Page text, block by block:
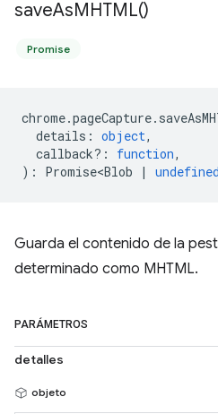
saveAsMHTML()
Promise
chrome.pageCapture.
details : object,
callback? : function,
) : Promise<Blob | undefined
Guarda el contenido de la
determinado como MHTML.
PARÁMETROS
detalles
objeto